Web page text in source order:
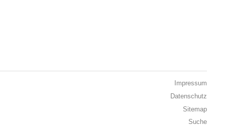
Impressum
Datenschutz
Sitemap
Suche